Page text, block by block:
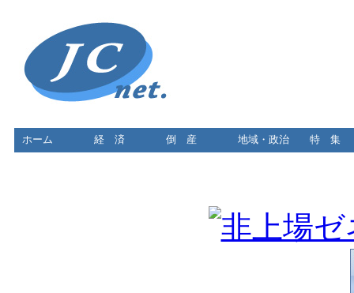
ホーム 経 済 倒 産 地域・政治 特 集